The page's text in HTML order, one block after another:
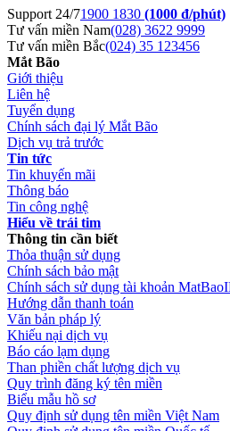
Support 24/71900 1830 (1000 đ/phút)
Tư vấn miền Nam(028) 3622 9999
Tư vấn miền Bắc(024) 35 123456
Mắt Bão
Giới thiệu
Liên hệ
Tuyển dụng
Chính sách đại lý Mắt Bão
Dịch vụ trả trước
Tin tức
Tin khuyến mãi
Thông báo
Tin công nghệ
Hiểu về trái tim
Thông tin cần biết
Thỏa thuận sử dụng
Chính sách bảo mật
Chính sách sử dụng tài khoản
Hướng dẫn thanh toán
Văn bản pháp lý
Khiếu nại dịch vụ
Báo cáo lạm dụng
Than phiền chất lượng dịch vụ
Quy trình đăng ký tên miền
Biểu mẫu hồ sơ
Quy định sử dụng tên miền Việt Nam